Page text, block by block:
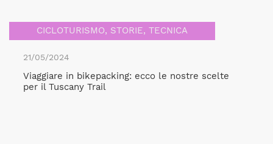
CICLOTURISMO, STORIE, TECNICA
21/05/2024
Viaggiare in bikepacking: ecco le nostre scelte
per il Tuscany Trail